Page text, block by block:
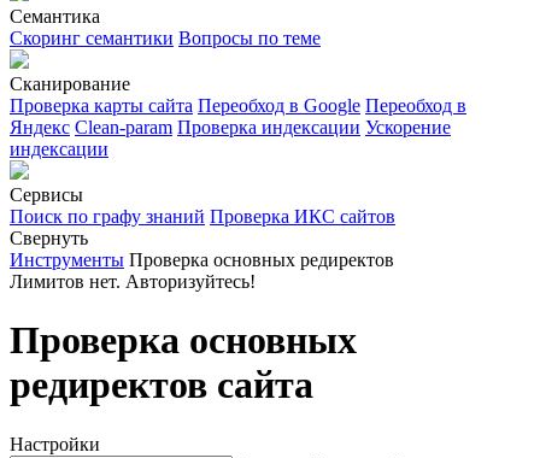
Семантика
Скоринг семантики Вопросы по теме
Сканирование
Проверка карты сайта Переобход в Google Переобход в
Яндекс Clean-param Проверка индексации Ускорение
индексации
Сервисы
Поиск по графу знаний Проверка ИКС сайтов
Свернуть
Инструменты Проверка основных редиректов
Лимитов нет. Авторизуйтесь!
Проверка основных
редиректов сайта
Настройки